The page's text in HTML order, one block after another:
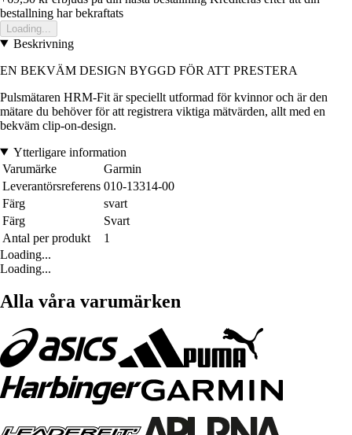
bestallning har bekraftats
Loading...
Beskrivning
EN BEKVÄM DESIGN BYGGD FÖR ATT PRESTERA
Pulsmätaren HRM-Fit är speciellt utformad för kvinnor och är den
mätare du behöver för att registrera viktiga mätvärden, allt med en
bekväm clip-on-design.
Ytterligare information
Varumärke
Garmin
Leverantörsreferens 010-13314-00
Färg
svart
Färg
Svart
Antal per produkt
1
Loading...
Loading...
Alla våra varumärken